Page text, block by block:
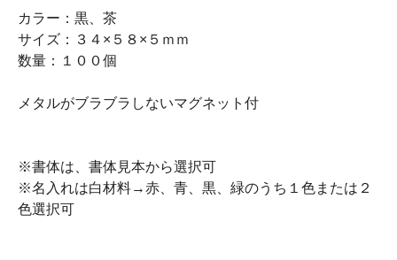
カラー：黒、茶
サイズ：３４×５８×５ｍｍ
数量：１００個
メタルがブラブラしないマグネット付
※書体は、書体見本から選択可
※名入れは白材料→赤、青、黒、緑のうち１色または２
色選択可